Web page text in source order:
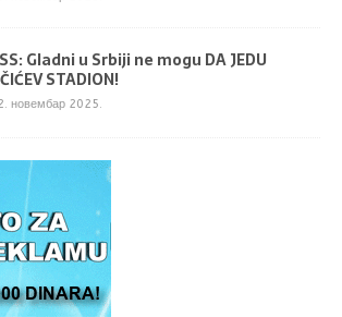
Gladni u Srbiji ne mogu DA JEDU
STADION!
новембар 2025.